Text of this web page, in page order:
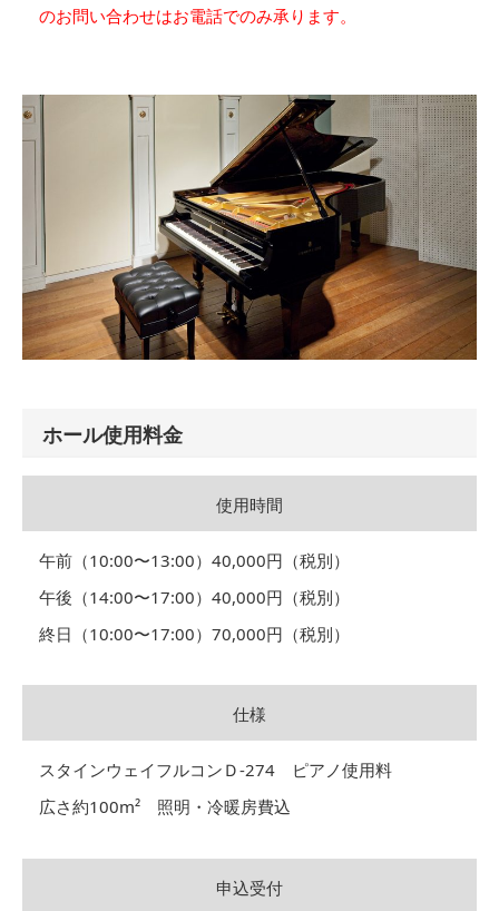
のお問い合わせはお電話でのみ承ります。
ホール使用料金
使用時間
午前（10:00〜13:00）40,000円（税別）
午後（14:00〜17:00）40,000円（税別）
終日（10:00〜17:00）70,000円（税別）
仕様
スタインウェイフルコンＤ-274 ピアノ使用料
広さ約100m² 照明・冷暖房費込
申込受付